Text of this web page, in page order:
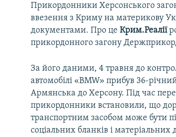
Прикордонники Херсонського
ввезення з Криму на материкову
документами. Про цеКрим.Реалії
прикордонного загону
За його даними, 4 травня до
автомобілі «BMW» прибув 36-
Армянська до Херсону. Під час
прикордонники встановили, що
транспортним засобом може бути
соціальних бланків і